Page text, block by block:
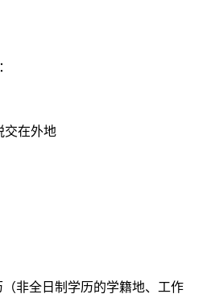
交在外地
（非全日制学历的学籍地、工作